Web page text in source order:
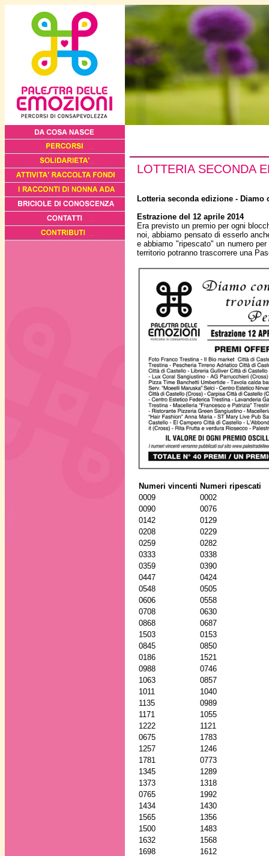
LOTTERIA SECONDA
Lotteria seconda edizione -
Estrazione del 12 aprile 2014
Era previsto un premio per ogni
noi, abbiamo pensato di esserlo
e abbiamo "ripescato" un numero
territorio potranno trascorrere una
Numeri vincenti Numeri ripescati
0009
0002
0090
0076
0142
0129
0208
0229
0259
0282
0333
0338
0359
0390
0447
0424
0548
0505
0606
0558
0708
0630
0868
0687
1503
0153
0845
0850
0186
1521
0988
0746
1063
0857
1011
1040
1135
0989
1171
1055
1222
1121
0675
1783
1257
1246
1781
0773
1345
1289
1373
1318
0765
1992
1434
1430
1565
1356
1500
1483
1632
1568
1698
1612